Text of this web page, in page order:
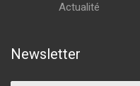
Actualité
Newsletter